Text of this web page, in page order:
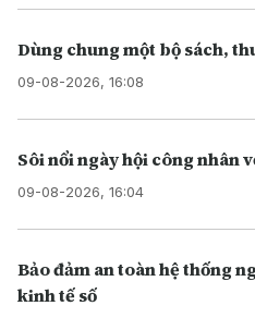
Dùng chung một bộ sách,
09-08-2026, 16:08
Sôi nổi ngày hội công nhân
09-08-2026, 16:04
Bảo đảm an toàn hệ thống
kinh tế số